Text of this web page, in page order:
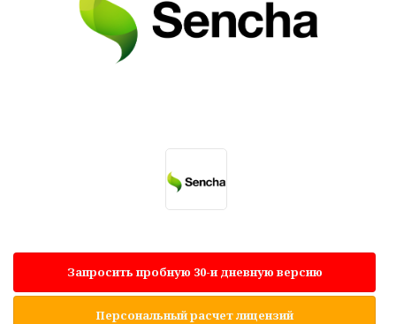
Запросить пробную 30-и дневную версию
Персональный расчет лицензий